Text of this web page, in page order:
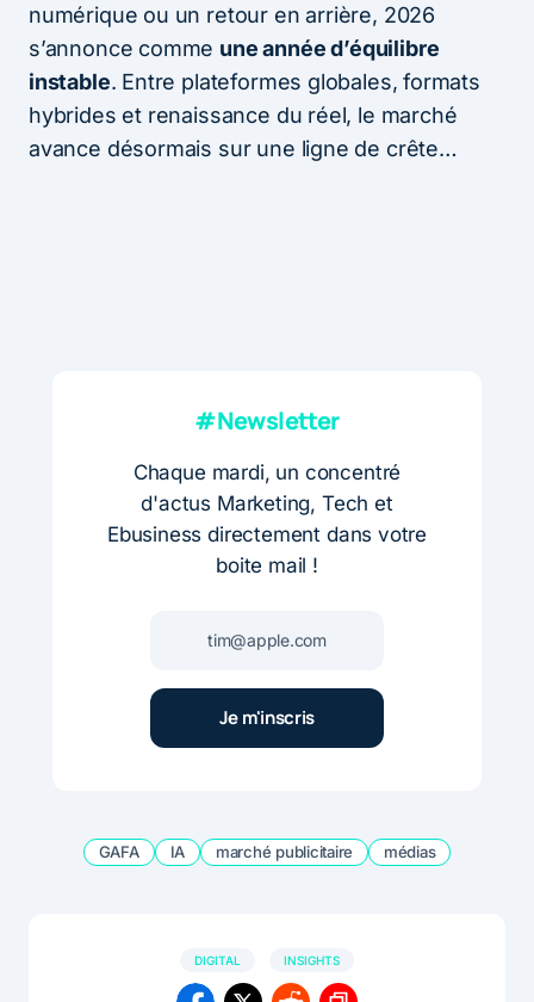
numérique ou un retour en arrière, 2026
s’annonce comme une année d’équilibre
instable. Entre plateformes globales, formats
hybrides et renaissance du réel, le marché
avance désormais sur une ligne de crête…
#Newsletter
Chaque mardi, un concentré
d'actus Marketing, Tech et
Ebusiness directement dans votre
boite mail !
GAFA IA marché publicitaire médias
DIGITAL INSIGHTS